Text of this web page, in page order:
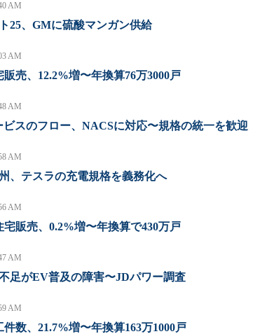
AM
25、GMに硫酸マンガン供給
AM
販売、12.2%増〜年換算76万3000戸
AM
スのフロー、NACSに対応〜規格の統一を歓迎
AM
、テスラの充電規格を義務化へ
AM
宅販売、0.2%増〜年換算で430万戸
AM
足がEV普及の障害〜JDパワー調査
AM
件数、21.7%増〜年換算163万1000戸